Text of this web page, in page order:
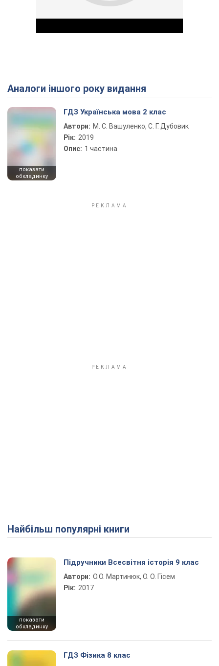
Play Video
Аналоги іншого року видання
показати
обкладинку
ГДЗ Українська мова 2 клас
Автори: М. С. Вашуленко, С. Г. Дубовик
Рік: 2019
Опис: 1 частина
Найбільш популярні книги
показати
обкладинку
Підручники Всесвітня історія 9 клас
Автори: О.О. Мартинюк, О. О. Гісем
Рік: 2017
ГДЗ Фізика 8 клас